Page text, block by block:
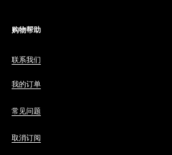
购物帮助
联系我们
我的订单
常见问题
取消订阅